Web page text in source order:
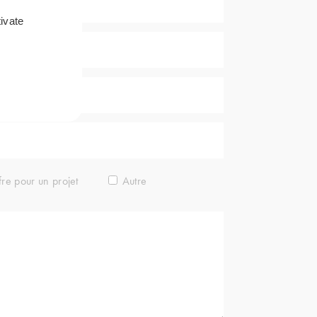
pour un projet Autre